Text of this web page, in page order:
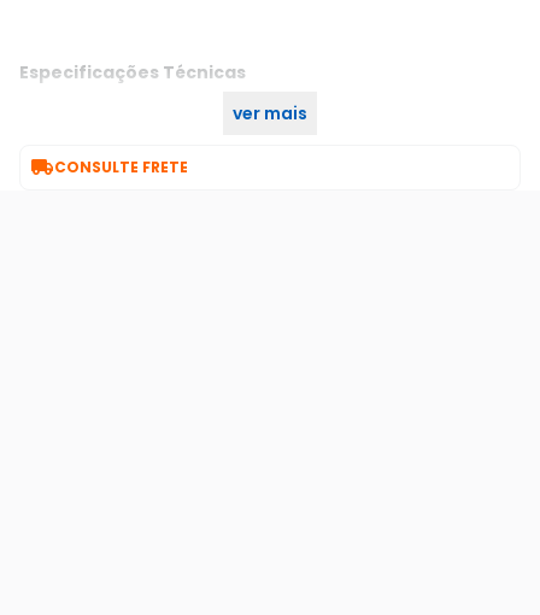
Especificações Técnicas
ver mais
CONSULTE FRETE